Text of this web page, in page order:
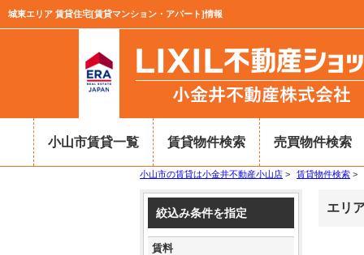
城東エリア 賃貸住宅[賃貸マンション・アパート]情報
小山市賃貸一覧 賃貸物件検索 売買物件検索
小山市の賃貸は小金井不動産小山店 > 賃貸物件検索 >
エリ
絞込み条件を指定
賃料